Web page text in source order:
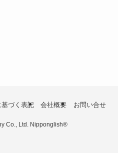
づく表記 会社概要 お問い合せ
Co., Ltd. Nipponglish®